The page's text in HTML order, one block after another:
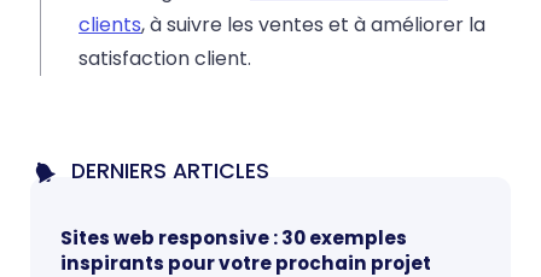
clients, à suivre les ventes et à améliorer la
satisfaction client.
DERNIERS ARTICLES
Sites web responsive : 30 exemples
inspirants pour votre prochain projet